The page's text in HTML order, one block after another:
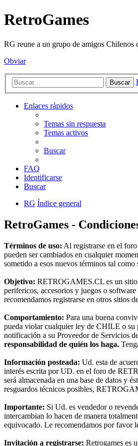
RetroGames
RG reune a un grupo de amigos Chilenos
Obviar
Buscar
Enlaces rápidos
Temas sin respuesta
Temas activos
Buscar
FAQ
Identificarse
Buscar
RG Índice general
RetroGames -
Términos de uso: Al registrarse en el
pueden ser cambiados en cualquier
sometido a esos nuevos términos tal
Objetivo: RETROGAMES.CL es un sitio
perifericos, accesorios y juegos o
recomendamos registrarse en otros sitios
Comportamiento: Para una buena
pueda violar cualquier ley de CHILE o su
notificación a su Proveedor de Servicios
responsabilidad de quién los haga.
Información posteada: Ud. esta de
interés escrita por UD. en el foro de
será almacenada en una base de datos y
resguardos técnicos posibles,
Importante: Si Ud. es vendedor o
intercambian lo hacen de manera
equivocado. Le recomendamos por favor
Invitación a registrarse: Retrogames es